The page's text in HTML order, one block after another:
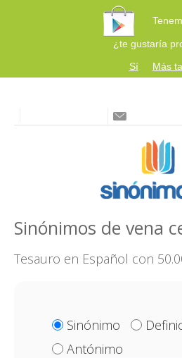
¿te gustaría
Sí
Más
Sinónimos de vena
Tesauro en Español con
Sinónimo
Antónimo